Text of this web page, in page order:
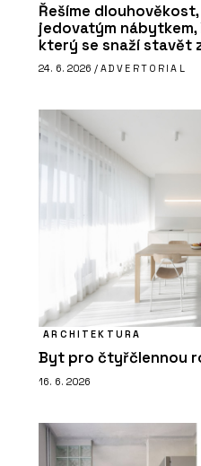
Řešíme
jedovatým
který se snaží stavět
24. 6. 2026 / ADVERTORIAL
ARCHITEKTURA
Byt pro čtyřčlennou
16. 6. 2026